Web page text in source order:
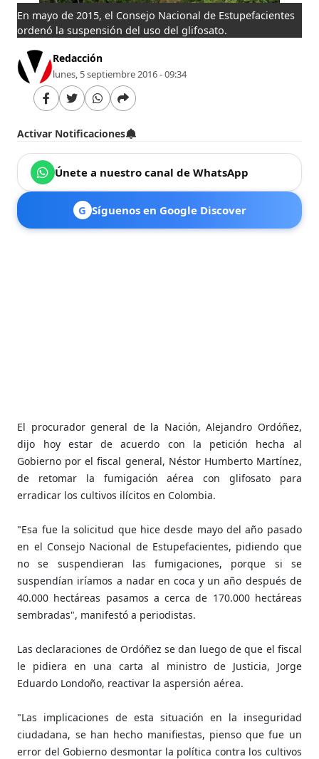
En mayo de 2015, el Consejo Nacional de Estupefacientes
ordenó la suspensión del uso del glifosato.
Redacción
lunes, 5 septiembre 2016 - 09:34
Activar Notificaciones
Únete a nuestro canal de WhatsApp
G Síguenos en Google Discover
El procurador general de la Nación, Alejandro Ordóñez,
dijo hoy estar de acuerdo con la petición hecha al
Gobierno por el fiscal general, Néstor Humberto Martínez,
de retomar la fumigación aérea con glifosato para
erradicar los cultivos ilícitos en Colombia.
"Esa fue la solicitud que hice desde mayo del año pasado
en el Consejo Nacional de Estupefacientes, pidiendo que
no se suspendieran las fumigaciones, porque si se
suspendían iríamos a nadar en coca y un año después de
40.000 hectáreas pasamos a cerca de 170.000 hectáreas
sembradas", manifestó a periodistas.
Las declaraciones de Ordóñez se dan luego de que el fiscal
le pidiera en una carta al ministro de Justicia, Jorge
Eduardo Londoño, reactivar la aspersión aérea.
"Las implicaciones de esta situación en la inseguridad
ciudadana, se han hecho manifiestas, pienso que fue un
error del Gobierno desmontar la política contra los cultivos